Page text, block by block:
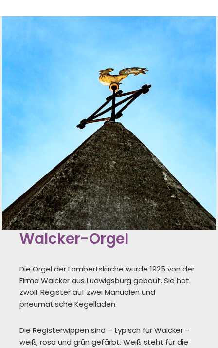
Walcker-Orgel
Die Orgel der Lambertskirche wurde 1925 von der
Firma Walcker aus Ludwigsburg gebaut. Sie hat
zwölf Register auf zwei Manualen und
pneumatische Kegelladen.
Die Registerwippen sind – typisch für Walcker –
weiß, rosa und grün gefärbt. Weiß steht für die